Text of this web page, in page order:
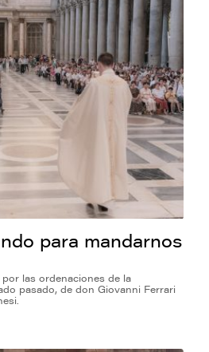
para mandarnos
las ordenaciones de la
pasado, de don Giovanni Ferrari